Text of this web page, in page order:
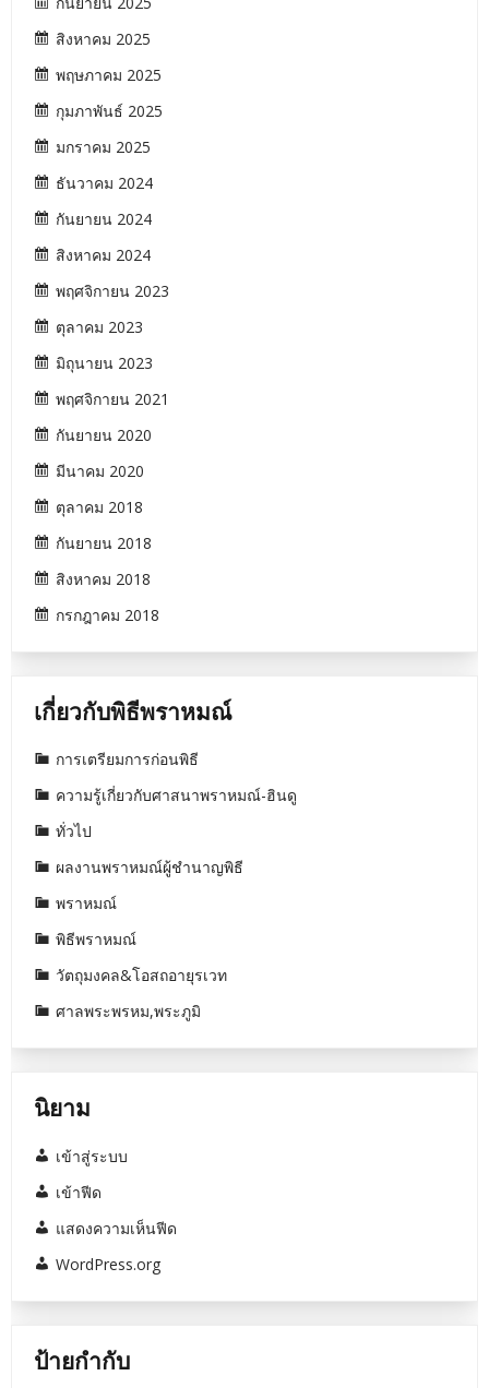
สิงหาคม 2025
พฤษภาคม 2025
กุมภาพันธ์ 2025
มกราคม 2025
ธันวาคม 2024
กันยายน 2024
สิงหาคม 2024
พฤศจิกายน 2023
ตุลาคม 2023
มิถุนายน 2023
พฤศจิกายน 2021
กันยายน 2020
มีนาคม 2020
ตุลาคม 2018
กันยายน 2018
สิงหาคม 2018
กรกฎาคม 2018
เกี่ยวกับพิธีพราหมณ์
การเตรียมการก่อนพิธี
ความรู้เกี่ยวกับศาสนาพราหมณ์-ฮินดู
ทั่วไป
ผลงานพราหมณ์ผู้ชำนาญพิธี
พราหมณ์
พิธีพราหมณ์
วัตถุมงคล&โอสถอายุรเวท
ศาลพระพรหม,พระภูมิ
นิยาม
เข้าสู่ระบบ
เข้าฟีด
แสดงความเห็นฟีด
WordPress.org
ป้ายกำกับ